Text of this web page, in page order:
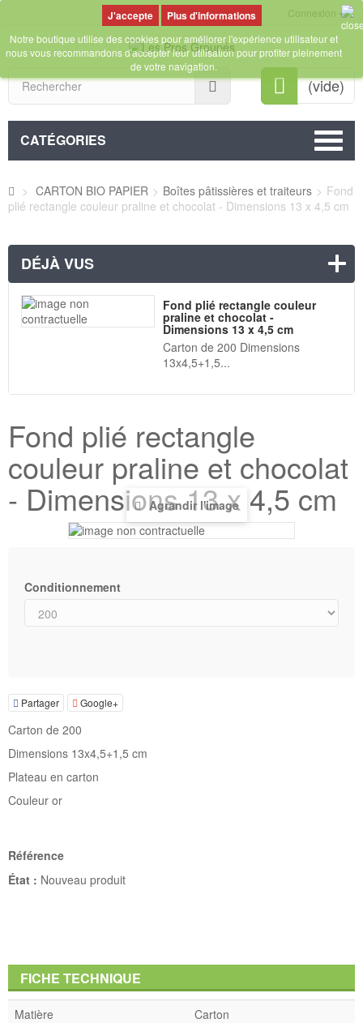
Connexion
Rechercher (vide)
CATÉGORIES
Plus d'informations
Notre boutique utilise des cookies pour améliorer l'expérience utilisateur et
nous vous recommandons d'accepter leur utilisation pour profiter pleinement
de votre navigation.
> CARTON BIO PAPIER > Boîtes pâtissières et traiteurs > Fond
plié rectangle couleur praline et chocolat - Dimensions 13 x 4,5 cm
DÉJÀ VUS
Fond plié rectangle couleur
praline et chocolat -
Dimensions 13 x 4,5 cm
Carton de 200 Dimensions
13x4,5+1,5...
Fond plié rectangle
couleur praline et chocolat
- Dimensions 13 x 4,5 cm
Agrandir l'image
Conditionnement
Partager Google+
Carton de 200
Dimensions 13x4,5+1,5 cm
Plateau en carton
Couleur or
Référence
État : Nouveau produit
FICHE TECHNIQUE
Matière Carton